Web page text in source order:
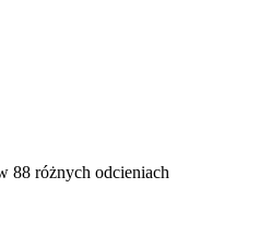
88 różnych odcieniach